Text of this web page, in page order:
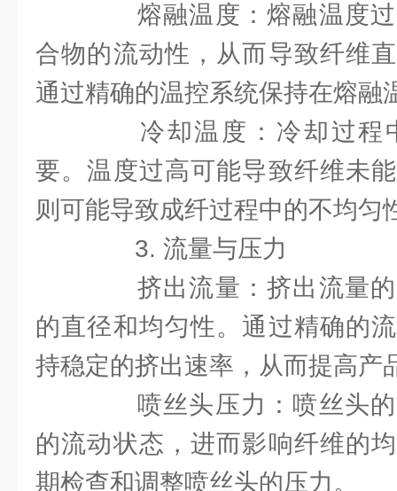
熔融温度：熔融温度过
合物的流动性，从而导致纤维
通过精确的温控系统保持在熔融
冷却温度：冷却过程
要。温度过高可能导致纤维未
则可能导致成纤过程中的不均匀
3. 流量与压力
挤出流量：挤出流量的
的直径和均匀性。通过精确的
持稳定的挤出速率，从而提高产
喷丝头压力：喷丝头的
的流动状态，进而影响纤维的
期检查和调整喷丝头的压力。